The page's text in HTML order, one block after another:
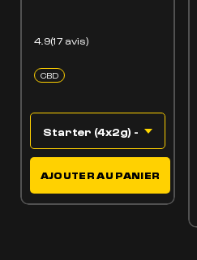
AJOUTER AU PANIER
CBD
4.9(17 avis)